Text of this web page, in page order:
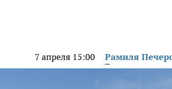
7 апреля 15:00 Рамиля